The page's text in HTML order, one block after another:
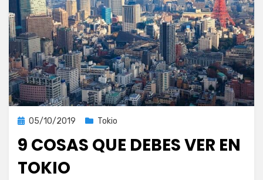
Publicada
05/10/2019 Tokio
9 COSAS QUE DEBES VER EN
TOKIO